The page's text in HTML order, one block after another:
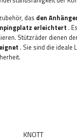
das den
erleichtert .
Stützräder dienen
. Sie sind die ideale
KNOTT